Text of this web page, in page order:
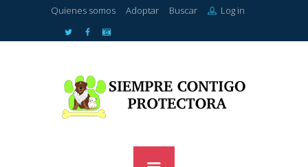
Quienes somos Adoptar Buscar Log in